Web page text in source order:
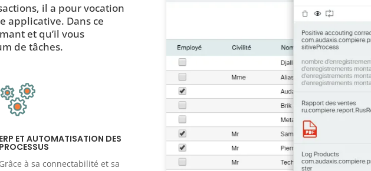
il a pour vocation
applicative. Dans ce
et qu’il vous
de tâches.
ERP ET AUTOMATISATION DES
PROCESSUS
Grâce à sa connectabilité et sa